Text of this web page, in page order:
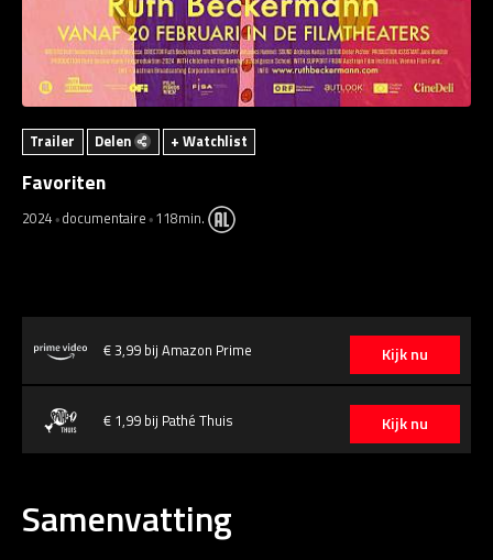
Trailer Delen + Watchlist
Favoriten
2024 documentaire 118min.
Kijk nu
€ 3,99 bij Amazon Prime
Kijk nu
€ 1,99 bij Pathé Thuis
Samenvatting